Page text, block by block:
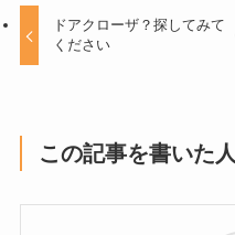
ドアクローザ？探してみて
ください
この記事を書いた人